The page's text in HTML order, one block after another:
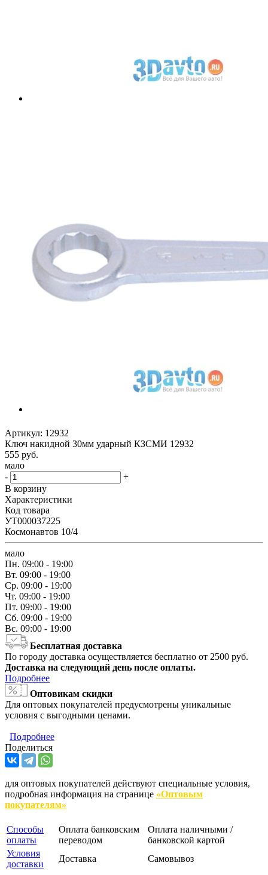
Артикул: 12932
Ключ накидной 30мм ударный КЗСМИ 12932
555 руб.
мало
-
+
В корзину
Характеристики
Код товара
УТ000037225
Космонавтов 10/4
мало
Пн. 09:00 - 19:00
Вт. 09:00 - 19:00
Ср. 09:00 - 19:00
Чт. 09:00 - 19:00
Пт. 09:00 - 19:00
Сб. 09:00 - 19:00
Вс. 09:00 - 19:00
Бесплатная доставка
По городу доставка осуществляется бесплатно от 2500 руб.
Доставка на следующий день после оплаты.
Подробнее
Оптовикам скидки
Для оптовых покупателей предусмотрены уникальные
условия с выгодными ценами.
Подробнее
Поделиться
для оптовых покупателей действуют специальные условия,
подробная информация на странице «Оптовым
покупателям»
Способы
оплаты
Оплата банковским
переводом
Оплата наличными /
банковской картой
Условия
доставки
Доставка Самовывоз